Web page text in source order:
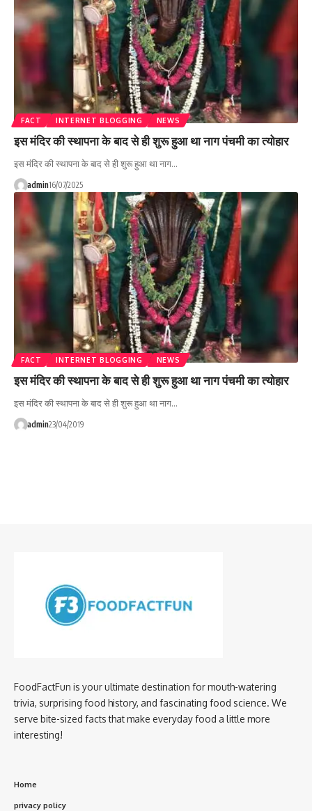
FACT INTERNET BLOGGING NEWS
इस मंदिर की स्थापना के बाद से ही शुरू हुआ था नाग पंचमी का त्योहार
इस मंदिर की स्थापना के बाद से ही शुरू हुआ था नाग…
admin16/07/2025
FACT INTERNET BLOGGING NEWS
इस मंदिर की स्थापना के बाद से ही शुरू हुआ था नाग पंचमी का त्योहार
इस मंदिर की स्थापना के बाद से ही शुरू हुआ था नाग…
admin23/04/2019
FoodFactFun is your ultimate destination for mouth-watering
trivia, surprising food history, and fascinating food science. We
serve bite-sized facts that make everyday food a little more
interesting!
Home
privacy policy